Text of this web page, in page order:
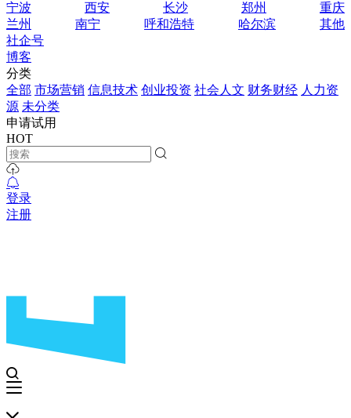
宁波
西安 长沙 郑州
重庆
兰州
南宁 呼和浩特 哈尔滨
其他
社企号
博客
分类
全部 市场营销 信息技术 创业投资 社会人文 财务财经 人力资
源 未分类
申请试用
HOT
登录
注册